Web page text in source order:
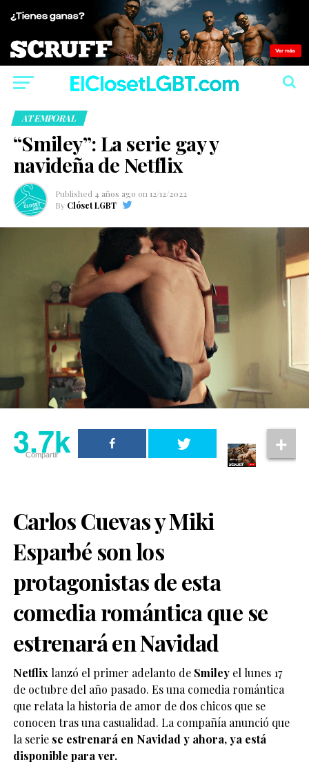
ATEMPORAL
“Smiley”: La serie gay y
navideña de Netflix
Published 4 años ago on 12/12/2022
By Clóset LGBT
3.7k
Compartir
Carlos Cuevas y Miki
Esparbé son los
protagonistas de esta
comedia romántica que se
estrenará en Navidad
Netflix lanzó el primer adelanto de Smileyel lunes 17
de octubre del año pasado. Es una comedia romántica
que relata la historia de amor de dos chicos que se
conocen tras una casualidad. La compañía anunció que
la serie se estrenará en Navidad y ahora, ya está
disponible para ver.